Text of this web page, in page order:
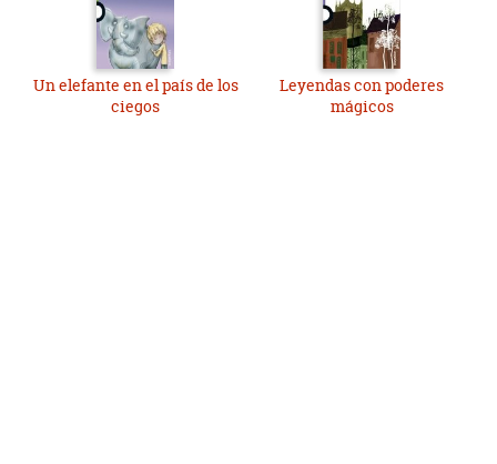
Un elefante en el país de los
ciegos
Leyendas con poderes
mágicos